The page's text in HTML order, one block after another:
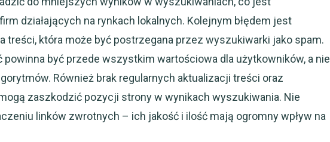
działających na rynkach lokalnych. Kolejnym błędem jest
treści, która może być postrzegana przez wyszukiwarki jako spam.
powinna być przede wszystkim wartościowa dla użytkowników, a nie
Również brak regularnych aktualizacji treści oraz
zaszkodzić pozycji strony w wynikach wyszukiwania. Nie
linków zwrotnych – ich jakość i ilość mają ogromny wpływ na